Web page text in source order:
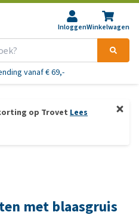
InloggenWinkelwagen
vanaf € 69,-
op Trovet Lees
met blaasgruis